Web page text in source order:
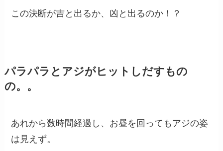
この決断が吉と出るか、凶と出るのか！？
パラパラとアジがヒットしだすもの
の。。
あれから数時間経過し、お昼を回ってもアジの姿
は見えず。